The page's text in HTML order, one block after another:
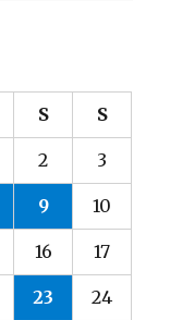
S S
2 3
9 10
16 17
23 24